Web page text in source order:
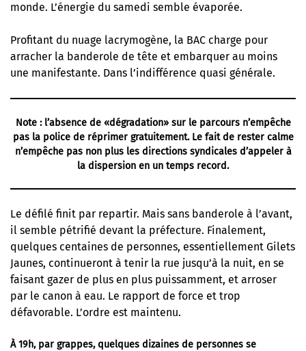
monde. L’énergie du samedi semble évaporée.
Profitant du nuage lacrymogène, la BAC charge pour
arracher la banderole de tête et embarquer au moins
une manifestante. Dans l’indifférence quasi générale.
Note : l’absence de «dégradation» sur le parcours n’empêche
pas la police de réprimer gratuitement. Le fait de rester calme
n’empêche pas non plus les directions syndicales d’appeler à
la dispersion en un temps record.
Le défilé finit par repartir. Mais sans banderole à l’avant,
il semble pétrifié devant la préfecture. Finalement,
quelques centaines de personnes, essentiellement Gilets
Jaunes, continueront à tenir la rue jusqu’à la nuit, en se
faisant gazer de plus en plus puissamment, et arroser
par le canon à eau. Le rapport de force et trop
défavorable. L’ordre est maintenu.
À 19h, par grappes, quelques dizaines de personnes se